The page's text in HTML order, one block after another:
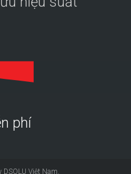
phí
DSOLU Việt Nam.